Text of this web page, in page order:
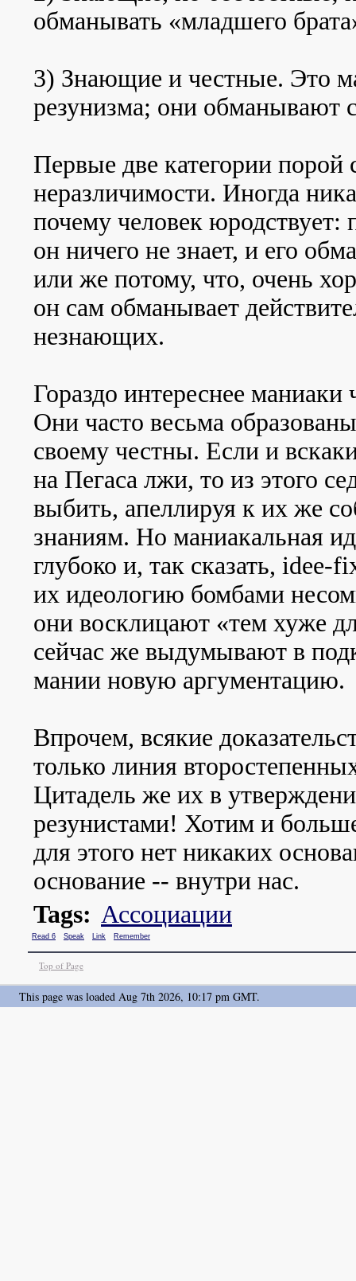
обманывать «младшего
3) Знающие и честные. Это
резунизма; они обманывают
Первые две категории порой
неразличимости. Иногда
почему человек юродствует:
он ничего не знает, и его
или же потому, что, очень
он сам обманывает
незнающих.
Гораздо интереснее маниаки
Они часто весьма
своему честны. Если и
на Пегаса лжи, то из этого
выбить, апеллируя к их же
знаниям. Но маниакальная
глубоко и, так сказать, idee-
их идеологию бомбами
они восклицают «тем хуже
сейчас же выдумывают в
мании новую аргументацию.
Впрочем, всякие
только линия
Цитадель же их в
резунистами! Хотим и
для этого нет никаких
основание -- внутри нас.
Tags: Ассоциации
Read 6 Speak Link Remember
Top of Page
This page was loaded Aug 7th 2026, 10:17 pm GMT.